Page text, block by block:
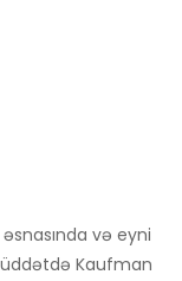
və eyni
Kaufman